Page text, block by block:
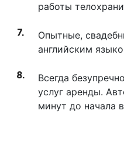
работы
Опытные,
английским
Всегда
услуг аренды.
минут до начала